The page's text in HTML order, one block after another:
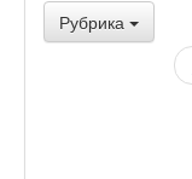
Рубрика